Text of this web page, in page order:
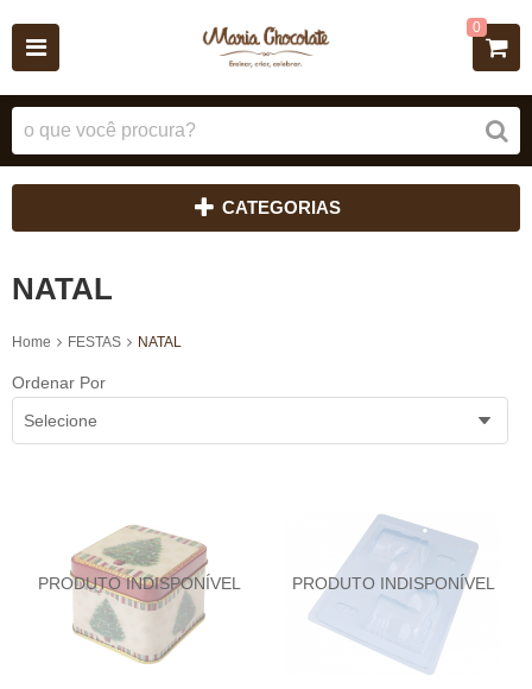
0
CATEGORIAS
NATAL
Home FESTAS NATAL
Ordenar Por
Selecione